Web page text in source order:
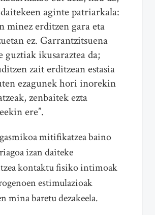
aginte patriarkala:
minez erditzen gara eta
ez. Garrantzitsuena
guztiak ikusaraztea da;
zait erditzean estasia
ezagunek hori inorekin
zenbaitek ezta
ere”.
mitifikatzea baino
izan daiteke
kontaktu fisiko intimoak
estimulazioak
mina baretu dezakeela.